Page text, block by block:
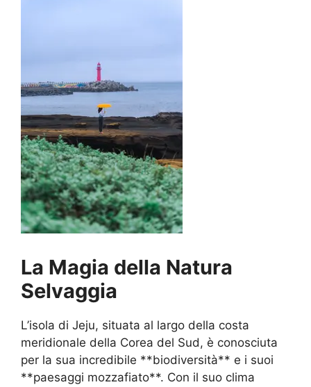
La Magia della Natura
Selvaggia
L’isola di Jeju, situata al largo della costa
meridionale della Corea del Sud, è conosciuta
per la sua incredibile **biodiversità** e i suoi
**paesaggi mozzafiato**. Con il suo clima